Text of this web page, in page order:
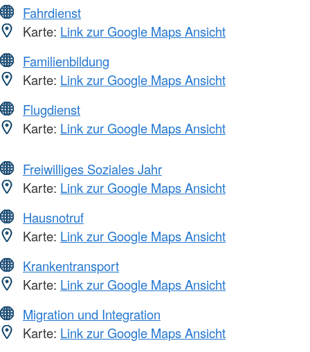
Fahrdienst
Karte: Link zur Google Maps Ansicht
Familienbildung
Karte: Link zur Google Maps Ansicht
Flugdienst
Karte: Link zur Google Maps Ansicht
Freiwilliges Soziales Jahr
Karte: Link zur Google Maps Ansicht
Hausnotruf
Karte: Link zur Google Maps Ansicht
Krankentransport
Karte: Link zur Google Maps Ansicht
Migration und Integration
Karte: Link zur Google Maps Ansicht